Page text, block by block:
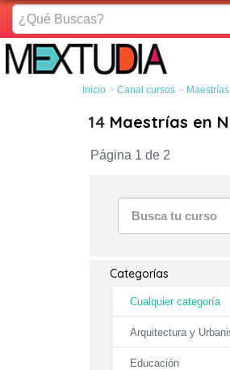
¿Qué
Buscas?
Inicio Canal cursos Maestrías
14 Maestrías en
Página 1 de 2
Categorías
Cualquier categoría
Arquitectura y
Educación